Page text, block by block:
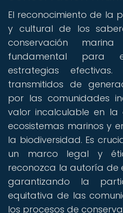
El reconocimiento de la
y cultural de los
conservación
fundamental para
estrategias efectivas.
transmitidos de
por las comunidades
valor incalculable en la
ecosistemas marinos y
la biodiversidad. Es
un marco legal y
reconozca la autoría de
garantizando la
equitativa de las
los procesos de